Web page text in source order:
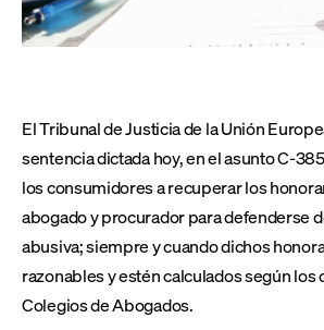
El Tribunal de Justicia de la Unión
sentencia dictada hoy, en el asunto C-
los consumidores a recuperar los
abogado y procurador para defenderse
abusiva; siempre y cuando dichos
razonables y estén calculados según los
Colegios de Abogados.